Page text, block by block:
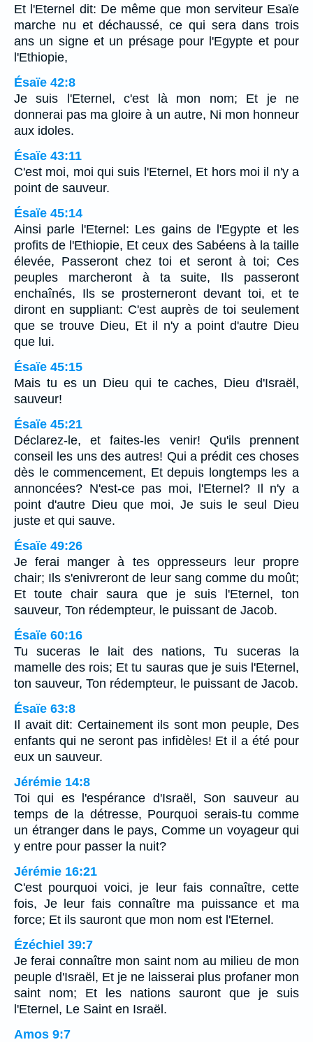
Et l'Eternel dit: De même que mon serviteur Esaïe
marche nu et déchaussé, ce qui sera dans trois
ans un signe et un présage pour l'Egypte et pour
l'Ethiopie,
Ésaïe 42:8
Je suis l'Eternel, c'est là mon nom; Et je ne
donnerai pas ma gloire à un autre, Ni mon honneur
aux idoles.
Ésaïe 43:11
C'est moi, moi qui suis l'Eternel, Et hors moi il n'y a
point de sauveur.
Ésaïe 45:14
Ainsi parle l'Eternel: Les gains de l'Egypte et les
profits de l'Ethiopie, Et ceux des Sabéens à la taille
élevée, Passeront chez toi et seront à toi; Ces
peuples marcheront à ta suite, Ils passeront
enchaînés, Ils se prosterneront devant toi, et te
diront en suppliant: C'est auprès de toi seulement
que se trouve Dieu, Et il n'y a point d'autre Dieu
que lui.
Ésaïe 45:15
Mais tu es un Dieu qui te caches, Dieu d'Israël,
sauveur!
Ésaïe 45:21
Déclarez-le, et faites-les venir! Qu'ils prennent
conseil les uns des autres! Qui a prédit ces choses
dès le commencement, Et depuis longtemps les a
annoncées? N'est-ce pas moi, l'Eternel? Il n'y a
point d'autre Dieu que moi, Je suis le seul Dieu
juste et qui sauve.
Ésaïe 49:26
Je ferai manger à tes oppresseurs leur propre
chair; Ils s'enivreront de leur sang comme du moût;
Et toute chair saura que je suis l'Eternel, ton
sauveur, Ton rédempteur, le puissant de Jacob.
Ésaïe 60:16
Tu suceras le lait des nations, Tu suceras la
mamelle des rois; Et tu sauras que je suis l'Eternel,
ton sauveur, Ton rédempteur, le puissant de Jacob.
Ésaïe 63:8
Il avait dit: Certainement ils sont mon peuple, Des
enfants qui ne seront pas infidèles! Et il a été pour
eux un sauveur.
Jérémie 14:8
Toi qui es l'espérance d'Israël, Son sauveur au
temps de la détresse, Pourquoi serais-tu comme
un étranger dans le pays, Comme un voyageur qui
y entre pour passer la nuit?
Jérémie 16:21
C'est pourquoi voici, je leur fais connaître, cette
fois, Je leur fais connaître ma puissance et ma
force; Et ils sauront que mon nom est l'Eternel.
Ézéchiel 39:7
Je ferai connaître mon saint nom au milieu de mon
peuple d'Israël, Et je ne laisserai plus profaner mon
saint nom; Et les nations sauront que je suis
l'Eternel, Le Saint en Israël.
Amos 9:7